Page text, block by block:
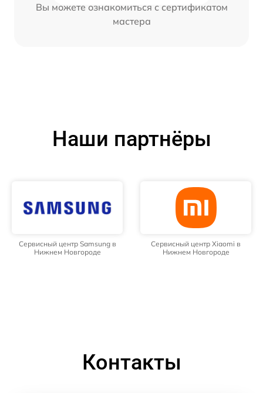
Вы можете ознакомиться с сертификатом
мастера
Наши партнёры
Сервисный центр Samsung в
Нижнем Новгороде
Сервисный центр Xiaomi в
Нижнем Новгороде
Контакты